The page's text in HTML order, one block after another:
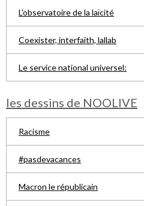
L'observatoire de la laïcité
Coexister, interfaith, lallab
Le service national universel:
les dessins de NOOLIVE
Racisme
#pasdevacances
Macron le républicain